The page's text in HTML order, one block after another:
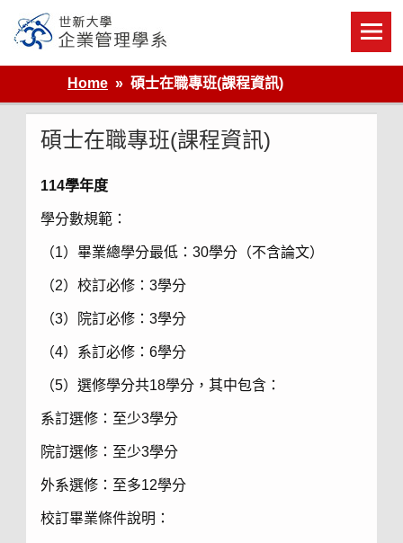
content
世新大學企業管理學系
Home
碩士在職專班(課程資訊)
碩士在職專班(課程資訊)
114學年度
學分數規範：
（1）畢業總學分最低：30學分（不含論文）
（2）校訂必修：3學分
（3）院訂必修：3學分
（4）系訂必修：6學分
（5）選修學分共18學分，其中包含：
系訂選修：至少3學分
院訂選修：至少3學分
外系選修：至多12學分
校訂畢業條件說明：